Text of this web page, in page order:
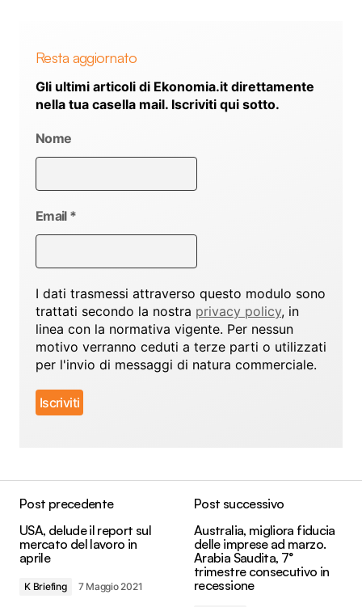
Resta aggiornato
Gli ultimi articoli di Ekonomia.it direttamente
nella tua casella mail. Iscriviti qui sotto.
Nome
Email *
I dati trasmessi attraverso questo modulo sono
trattati secondo la nostra privacy policy, in
linea con la normativa vigente. Per nessun
motivo verranno ceduti a terze parti o utilizzati
per l'invio di messaggi di natura commerciale.
Post precedente
USA, delude il report sul
mercato del lavoro in
aprile
K Briefing 7 Maggio 2021
Post successivo
Australia, migliora fiducia
delle imprese ad marzo.
Arabia Saudita, 7°
trimestre consecutivo in
recessione